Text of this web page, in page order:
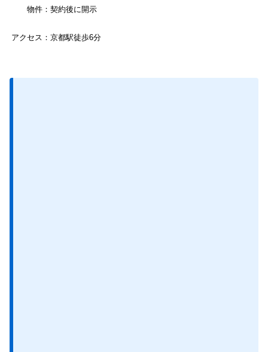
物件：契約後に開示
アクセス：京都駅徒歩6分